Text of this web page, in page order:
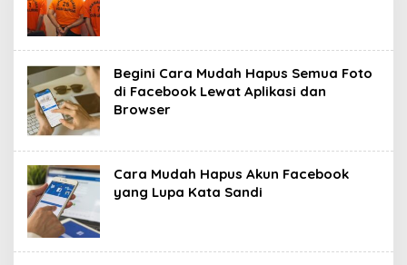
Begini Cara Mudah Hapus Semua Foto
di Facebook Lewat Aplikasi dan
Browser
Cara Mudah Hapus Akun Facebook
yang Lupa Kata Sandi ‎